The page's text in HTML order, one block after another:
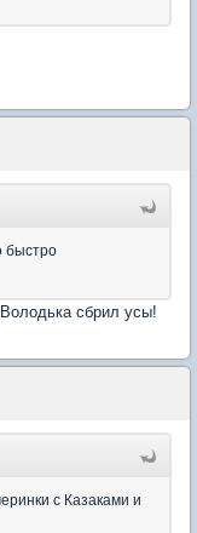
быстро
сбрил усы!
с Казаками и